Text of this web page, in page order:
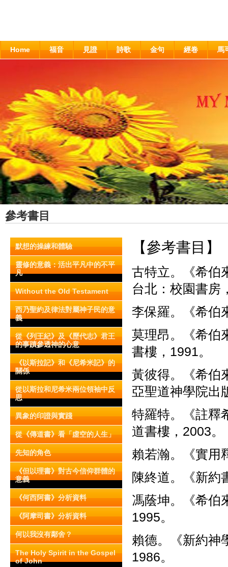
Home 福音 見證 詩歌 金句 經卷 馬
參考書目
默想的操練和體驗
靈修的意義：活出平凡中的不平
凡
Without the Old Testament
西乃聖約及律法對屬神子民的意
義
從《列王紀》及《歷代志》君王
的事蹟參透神的心意
《以斯拉記》和《尼希米記》的
關係
從以斯拉和尼希米兩位領袖中反
思
異象的印證與實踐
從《傳道書》看「虛空的人生」
先知的角色
《但以理書》對古今信仰群體的
意義
《何西阿書》分析資料
《阿摩司書》分析資料
何以我沒有鄰舍？
The Holy Spirit in the Gospel
of John
【參考書目】
古特立。《希伯
台北：校園書房
李保羅。《希伯
莫理昂。《希伯
書樓，1991。
黃彼得。《希伯
亞聖道神學院出
特羅特。《註釋
道書樓，2003。
賴若瀚。《實用
陳終道。《新
馮蔭坤。《希伯
1995。
賴德。《新約神
1986。